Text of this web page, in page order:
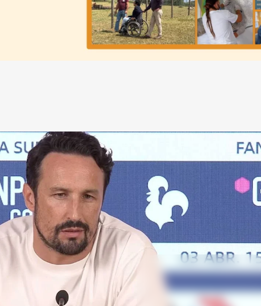
SOCIEDADE
ASAE APREENDE CERCA DE
21 MIL LITROS DE VINHO E
ESPUMANTE NA REGIÃO
O "MELHOR VINHO DO DÃO É
PRODUZIDO NA ADEGA DE